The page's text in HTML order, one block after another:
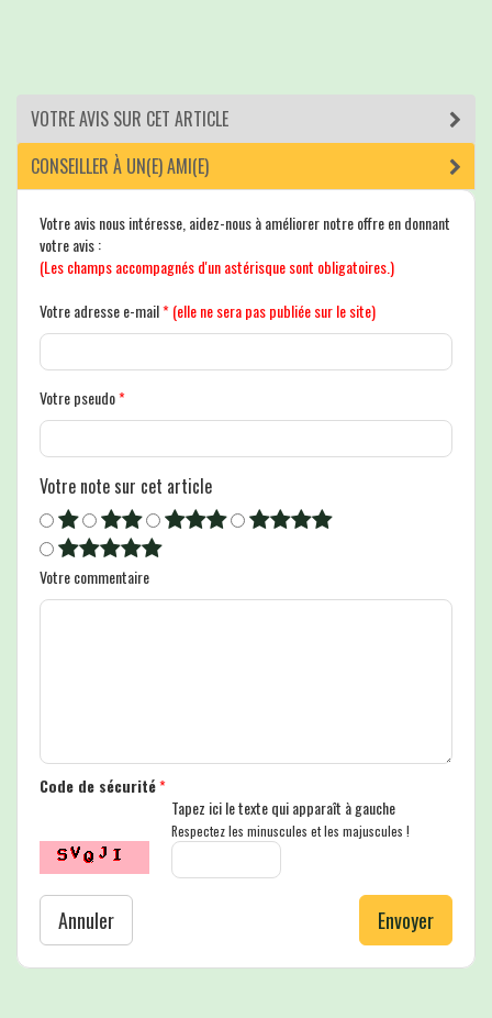
VOTRE AVIS SUR CET ARTICLE
CONSEILLER À UN(E) AMI(E)
Votre avis nous intéresse, aidez-nous à améliorer notre offre en donnant
votre avis :
(Les champs accompagnés d'un astérisque sont obligatoires.)
Votre adresse e-mail*(elle ne sera pas publiée sur le site)
Votre pseudo*
Votre note sur cet article
Votre commentaire
Code de sécurité*
Tapez ici le texte qui apparaît à gauche
Respectez les minuscules et les majuscules !
Annuler Envoyer